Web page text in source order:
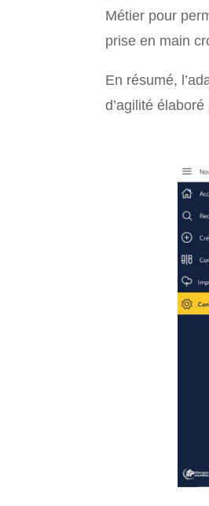
Métier pour
prise en main
En résumé,
d’agilité